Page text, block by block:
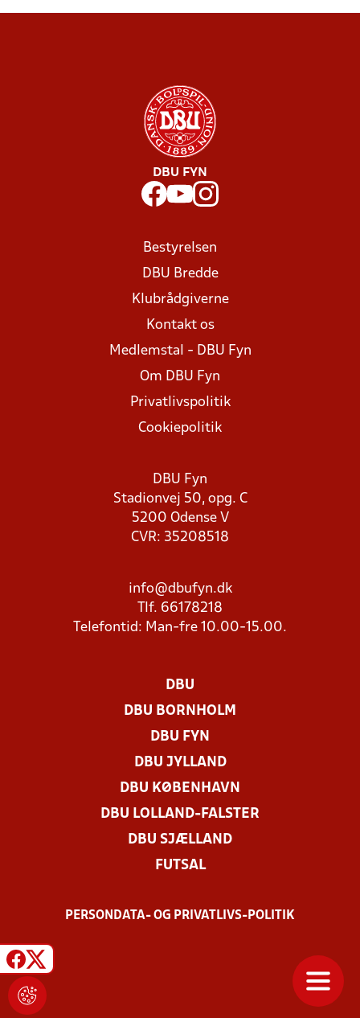
DBU FYN
Bestyrelsen
DBU Bredde
Klubrådgiverne
Kontakt os
Medlemstal - DBU Fyn
Om DBU Fyn
Privatlivspolitik
Cookiepolitik
DBU Fyn
Stadionvej 50, opg. C
5200 Odense V
CVR: 35208518
info@dbufyn.dk
Tlf. 66178218
Telefontid: Man-fre 10.00-15.00.
DBU
DBU BORNHOLM
DBU FYN
DBU JYLLAND
DBU KØBENHAVN
DBU LOLLAND-FALSTER
DBU SJÆLLAND
FUTSAL
PERSONDATA- OG PRIVATLIVS-POLITIK